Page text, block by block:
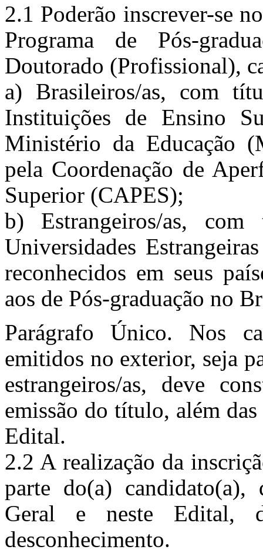
2.1 Poderão inscrever-se
Programa de Pós-
Doutorado (Profissional),
a) Brasileiros/as, com
Instituições de Ensino
Ministério da Educação
pela Coordenação de
Superior (CAPES);
b) Estrangeiros/as,
Universidades
reconhecidos em seus
aos de Pós-graduação no
Parágrafo Único. Nos
emitidos no exterior, seja
estrangeiros/as, deve
emissão do título, além
Edital.
2.2 A realização da
parte do(a)
Geral e neste Edital,
desconhecimento.